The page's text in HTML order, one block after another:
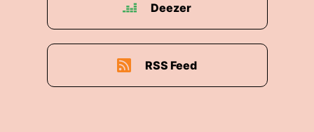
Deezer
RSS Feed